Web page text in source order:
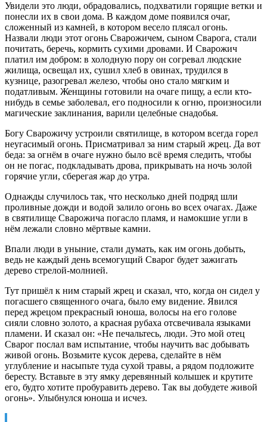
Увидели это люди, обрадовались, подхватили горящие ветки и
понесли их в свои дома. В каждом доме появился очаг,
сложенный из камней, в котором весело плясал огонь.
Назвали люди этот огонь Сварожичем, сыном Сварога, стали
почитать, беречь, кормить сухими дровами. И Сварожич
платил им добром: в холодную пору он согревал людские
жилища, освещал их, сушил хлеб в овинах, трудился в
кузнице, разогревал железо, чтобы оно стало мягким и
податливым. Женщины готовили на очаге пищу, а если кто-
нибудь в семье заболевал, его подносили к огню, произносили
магические заклинания, варили целебные снадобья.
Богу Сварожичу устроили святилище, в котором всегда горел
неугасимый огонь. Присматривал за ним старый жрец. Да вот
беда: за огнём в очаге нужно было всё время следить, чтобы
он не погас, подкладывать дрова, прикрывать на ночь золой
горячие угли, сберегая жар до утра.
Однажды случилось так, что несколько дней подряд шли
проливные дожди и водой залило огонь во всех очагах. Даже
в святилище Сварожича погасло пламя, и намокшие угли в
нём лежали словно мёртвые камни.
Впали люди в уныние, стали думать, как им огонь добыть,
ведь не каждый день всемогущий Сварог будет зажигать
дерево стрелой-молнией.
Тут пришёл к ним старый жрец и сказал, что, когда он сидел у
погасшего священного очага, было ему видение. Явился
перед жрецом прекрасный юноша, волосы на его голове
сияли словно золото, а красная рубаха отсвечивала языками
пламени. И сказал он: «Не печальтесь, люди. Это мой отец
Сварог послал вам испытание, чтобы научить вас добывать
живой огонь. Возьмите кусок дерева, сделайте в нём
углубление и насыпьте туда сухой травы, а рядом подложите
бересту. Вставьте в эту ямку деревянный колышек и крутите
его, будто хотите пробуравить дерево. Так вы добудете живой
огонь». Улыбнулся юноша и исчез.